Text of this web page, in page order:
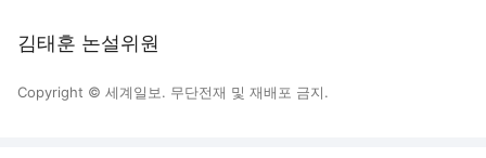
김태훈 논설위원
Copyright © 세계일보. 무단전재 및 재배포 금지.